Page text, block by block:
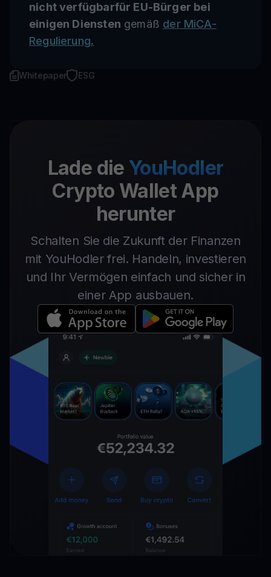
nicht verfügbarfür EU-Bürger bei
einigen Diensten gemäß der MiCA-
Regulierung.
Whitepaper ESG
Lade die YouHodler
Crypto Wallet App
herunter
Schalten Sie die Zukunft der Finanzen
mit YouHodler frei. Handeln, investieren
und Ihr Vermögen einfach und sicher in
einer App ausbauen.